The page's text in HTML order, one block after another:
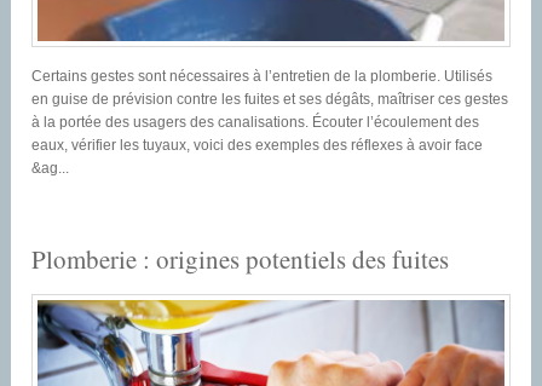
Certains gestes sont nécessaires à l’entretien de la plomberie. Utilisés
en guise de prévision contre les fuites et ses dégâts, maîtriser ces gestes
à la portée des usagers des canalisations. Écouter l’écoulement des
eaux, vérifier les tuyaux, voici des exemples des réflexes à avoir face
&ag...
Plomberie : origines potentiels des fuites